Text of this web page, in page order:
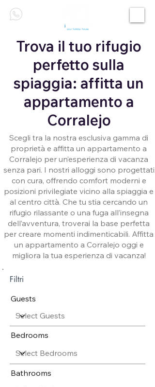
Trova il tuo rifugio
perfetto sulla
spiaggia: affitta un
appartamento a
Corralejo
Scegli tra la nostra esclusiva gamma di
proprietà e affitta un appartamento a
Corralejo per un’esperienza di vacanza
senza pari. I nostri alloggi sono progettati
con cura, offrendo comfort moderni e
posizioni privilegiate vicino alla spiaggia e
al centro città. Che tu stia cercando un
rifugio rilassante o una fuga all’insegna
dell’avventura, troverai la base perfetta
per creare momenti indimenticabili. Affitta
un appartamento a Corralejo oggi e
migliora la tua esperienza di vacanza!
Filtri
Guests
Bedrooms
Bathrooms